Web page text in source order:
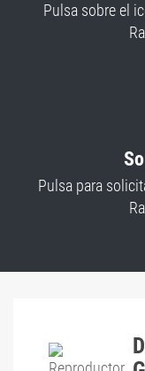
Pulsa sobre el
Pulsa para